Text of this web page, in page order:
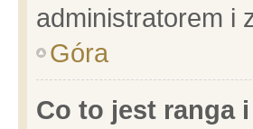
administratorem i
Góra
Co to jest ranga